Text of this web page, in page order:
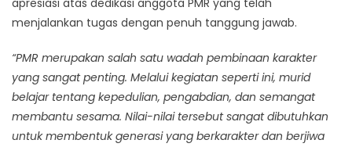
apresiasi atas dedikasi anggota PMR yang telah
menjalankan tugas dengan penuh tanggung jawab.
“PMR merupakan salah satu wadah pembinaan karakter
yang sangat penting. Melalui kegiatan seperti ini, murid
belajar tentang kepedulian, pengabdian, dan semangat
membantu sesama. Nilai-nilai tersebut sangat dibutuhkan
untuk membentuk generasi yang berkarakter dan berjiwa